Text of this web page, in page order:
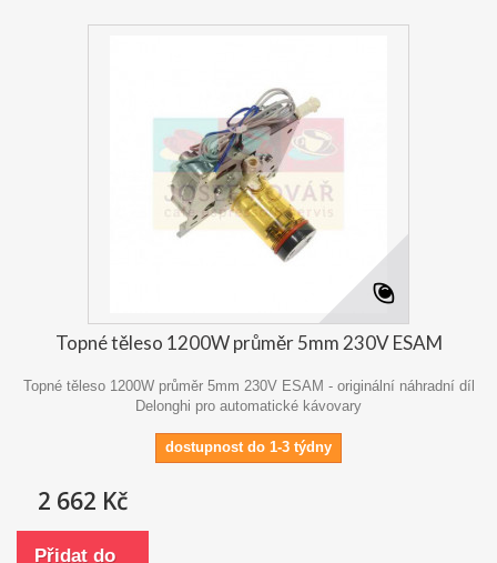
Topné těleso 1200W průměr 5mm 230V ESAM
Topné těleso 1200W průměr 5mm 230V ESAM - originální náhradní díl
Delonghi pro automatické kávovary
dostupnost do 1-3 týdny
2 662 Kč
Přidat do